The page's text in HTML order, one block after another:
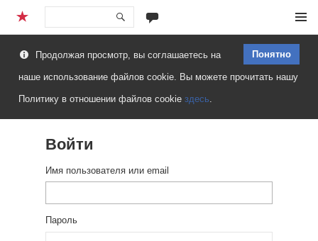
Перейти
содержимому
Понятно
Продолжая просмотр, вы соглашаетесь на
наше использование файлов cookie. Вы можете прочитать нашу
Политику в отношении файлов cookie здесь.
Войти
Имя пользователя или email
Пароль